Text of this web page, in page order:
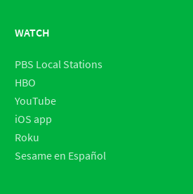
WATCH
PBS Local Stations
HBO
YouTube
iOS app
Roku
Sesame en Español